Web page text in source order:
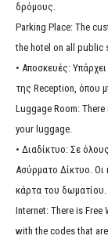
δρόμους.
Parking Place: The
the hotel on all public
• Αποσκευές:
της Reception, όπου
Luggage Room:
your luggage.
• Διαδίκτυο: Σε
Ασύρματο Δίκτυο. Οι
κάρτα του
Internet: There is
with the codes that